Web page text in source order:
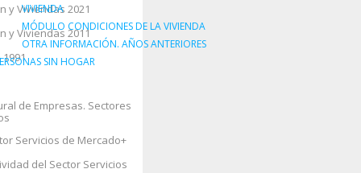
2011
la Propiedad
y Viviendas 2021
y Viviendas 2011
de Empresas. Sectores
Servicios de Mercado
del Sector Servicios
+
VIVIENDA
MÓDULO CONDICIONES DE LA VIVIENDA
OTRA INFORMACIÓN. AÑOS ANTERIORES
SIN HOGAR